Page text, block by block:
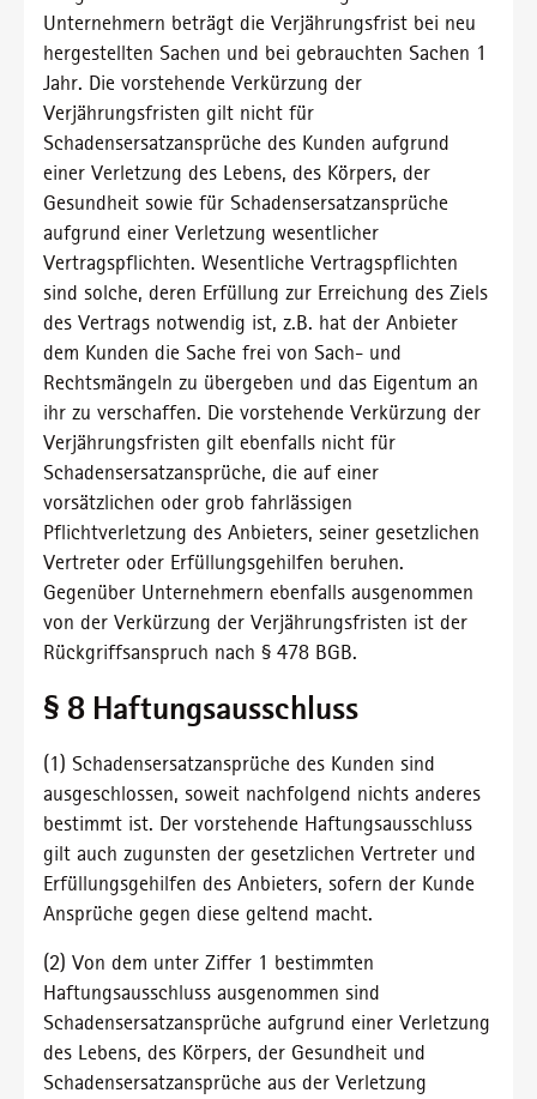
Unternehmern beträgt die Verjährungsfrist bei neu
hergestellten Sachen und bei gebrauchten Sachen 1
Jahr. Die vorstehende Verkürzung der
Verjährungsfristen gilt nicht für
Schadensersatzansprüche des Kunden aufgrund
einer Verletzung des Lebens, des Körpers, der
Gesundheit sowie für Schadensersatzansprüche
aufgrund einer Verletzung wesentlicher
Vertragspflichten. Wesentliche Vertragspflichten
sind solche, deren Erfüllung zur Erreichung des Ziels
des Vertrags notwendig ist, z.B. hat der Anbieter
dem Kunden die Sache frei von Sach- und
Rechtsmängeln zu übergeben und das Eigentum an
ihr zu verschaffen. Die vorstehende Verkürzung der
Verjährungsfristen gilt ebenfalls nicht für
Schadensersatzansprüche, die auf einer
vorsätzlichen oder grob fahrlässigen
Pflichtverletzung des Anbieters, seiner gesetzlichen
Vertreter oder Erfüllungsgehilfen beruhen.
Gegenüber Unternehmern ebenfalls ausgenommen
von der Verkürzung der Verjährungsfristen ist der
Rückgriffsanspruch nach § 478 BGB.
§ 8 Haftungsausschluss
(1) Schadensersatzansprüche des Kunden sind
ausgeschlossen, soweit nachfolgend nichts anderes
bestimmt ist. Der vorstehende Haftungsausschluss
gilt auch zugunsten der gesetzlichen Vertreter und
Erfüllungsgehilfen des Anbieters, sofern der Kunde
Ansprüche gegen diese geltend macht.
(2) Von dem unter Ziffer 1 bestimmten
Haftungsausschluss ausgenommen sind
Schadensersatzansprüche aufgrund einer Verletzung
des Lebens, des Körpers, der Gesundheit und
Schadensersatzansprüche aus der Verletzung